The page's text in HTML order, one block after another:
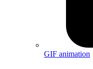
GIF animation